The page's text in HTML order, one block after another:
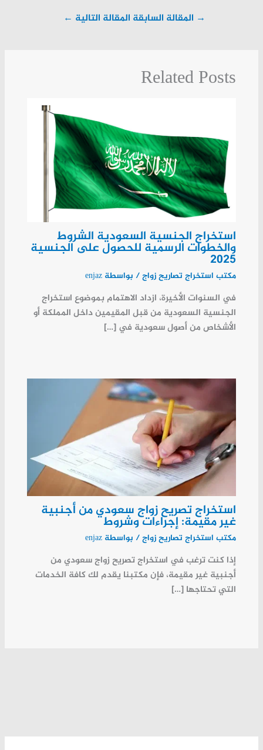
→ المقالة السابقة المقالة التالية ←
Related Posts
استخراج الجنسية السعودية الشروط
والخطوات الرسمية للحصول على الجنسية
2025
مكتب استخراج تصاريح زواج/ بواسطة enjaz
في السنوات الأخيرة، ازداد الاهتمام بموضوع استخراج
الجنسية السعودية من قبل المقيمين داخل المملكة أو
الأشخاص من أصول سعودية في […]
استخراج تصريح زواج سعودي من أجنبية
غير مقيمة: إجراءات وشروط
مكتب استخراج تصاريح زواج/ بواسطة enjaz
إذا كنت ترغب في استخراج تصريح زواج سعودي من
أجنبية غير مقيمة، فإن مكتبنا يقدم لك كافة الخدمات
التي تحتاجها […]